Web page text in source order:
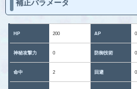
補正パラメータ
HP 200 AP 0
神秘攻撃力 0 防御技術 0
命中 2 回避 0